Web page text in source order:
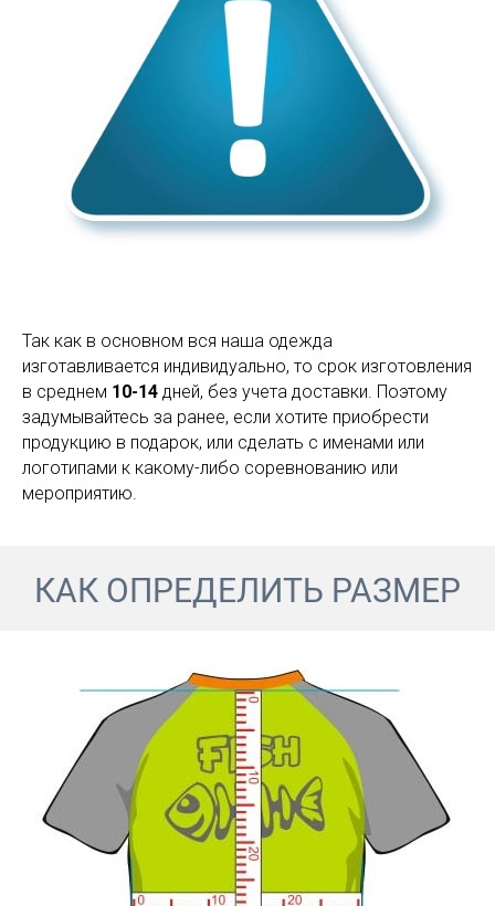
Так как в основном вся наша одежда
изготавливается индивидуально, то срок изготовления
в среднем 10-14 дней, без учета доставки. Поэтому
задумывайтесь за ранее, если хотите приобрести
продукцию в подарок, или сделать с именами или
логотипами к какому-либо соревнованию или
мероприятию.
КАК ОПРЕДЕЛИТЬ РАЗМЕР